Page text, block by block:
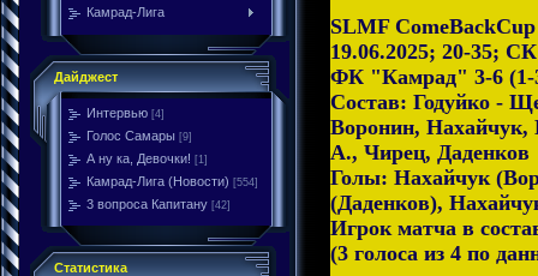
Камрад-Лига
Дайджест
Интервью [4]
Голос Самары [9]
А ну ка, Девочки! [1]
Камрад-Лига (Новости) [554]
3 вопроса Капитану [42]
Статистика
SLMF
19.06.2025; 20-35;
ФК "Камрад" 3-6 (1-
Состав: Годуйко -
Воронин,
А., Чирец, Даденков
Голы: Нахайчук
(Даденков),
Игрок матча в
(3 голоса из 4 по